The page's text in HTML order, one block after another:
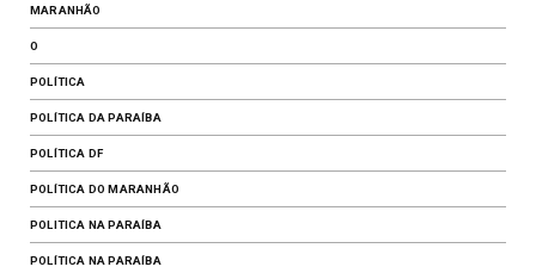
MARANHÃO
O
POLÍTICA
POLÍTICA DA PARAÍBA
POLÍTICA DF
​POLÍTICA DO MARANHÃO
POLITICA NA PARAÍBA
POLÍTICA NA PARAÍBA